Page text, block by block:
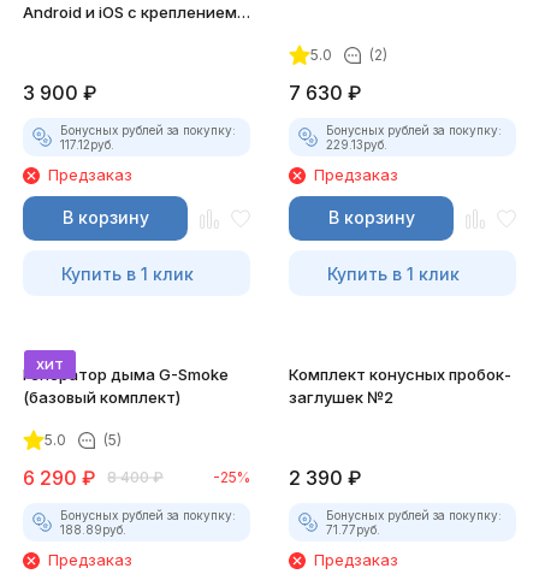
Android и iOS с креплением
3 900 ₽
Бонусных рублей за покупку:
117.12руб.
Предзаказ
В корзину
Купить в 1 клик
5.0 (2)
7 630 ₽
Бонусных рублей за покупку:
229.13руб.
Предзаказ
В корзину
Купить в 1 клик
хит
Генератор дыма G-Smoke
(базовый комплект)
5.0 (5)
6 290 ₽ 8 400 ₽ -25%
Бонусных рублей за покупку:
188.89руб.
Предзаказ
Комплект конусных пробок-
заглушек №2
2 390 ₽
Бонусных рублей за покупку:
71.77руб.
Предзаказ